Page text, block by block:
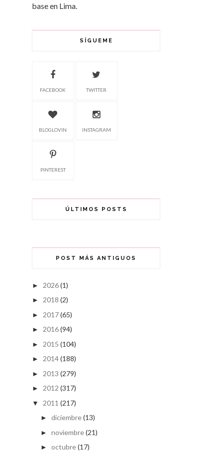
base en Lima.
SÍGUEME
FACEBOOK TWITTER
BLOGLOVIN INSTAGRAM
PINTEREST
ÚLTIMOS POSTS
POST MÁS ANTIGUOS
► 2026(1)
► 2018 (2)
► 2017(65)
► 2016(94)
► 2015 (104)
► 2014(188)
► 2013 (279)
► 2012 (317)
▼ 2011 (217)
► diciembre(13)
► noviembre(21)
► octubre(17)